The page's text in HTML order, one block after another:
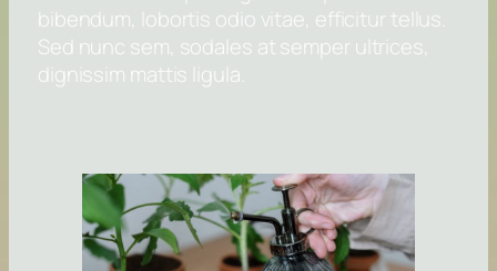
bibendum, lobortis odio vitae, efficitur tellus.
Sed nunc sem, sodales at semper ultrices,
dignissim mattis ligula.